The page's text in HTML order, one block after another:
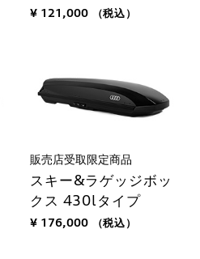
¥ 121,000 （税込）
販売店受取限定商品
スキー&ラゲッジボッ
クス 430lタイプ
¥ 176,000 （税込）